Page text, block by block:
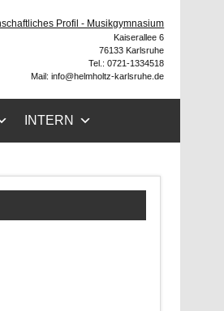
Profil - Musikgymnasium
Kaiserallee 6
76133 Karlsruhe
Tel.: 0721-1334518
Mail: info@helmholtz-karlsruhe.de
INTERN